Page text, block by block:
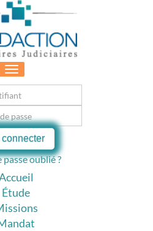
Toggle
navigation
connecter
oublié ?
Étude